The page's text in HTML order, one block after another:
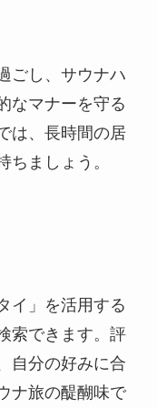
ごし、サウナハ
なマナーを守る
は、長時間の居
ちましょう。
イ」を活用する
索できます。評
自分の好みに合
ナ旅の醍醐味で